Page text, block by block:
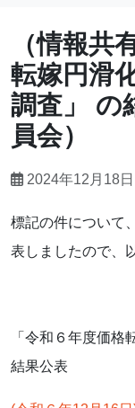
（情報共
転嫁円滑
調査」 の
員会）
2024年12月18日
標記の件について
表しましたので、
「令和６年度価
結果公表